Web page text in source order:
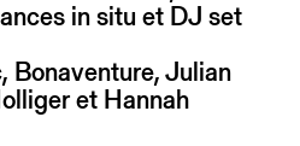
in situ et DJ set
Bonaventure, Julian
et Hannah